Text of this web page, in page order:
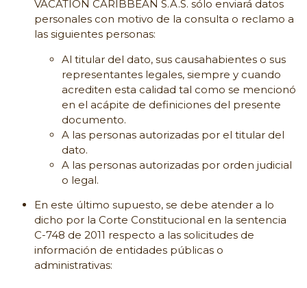
VACATION CARIBBEAN S.A.S. sólo enviará datos
personales con motivo de la consulta o reclamo a
las siguientes personas:
Al titular del dato, sus causahabientes o sus
representantes legales, siempre y cuando
acrediten esta calidad tal como se mencionó
en el acápite de definiciones del presente
documento.
A las personas autorizadas por el titular del
dato.
A las personas autorizadas por orden judicial
o legal.
En este último supuesto, se debe atender a lo
dicho por la Corte Constitucional en la sentencia
C-748 de 2011 respecto a las solicitudes de
información de entidades públicas o
administrativas: